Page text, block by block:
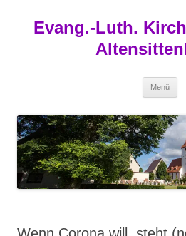
springen
Evang.-Luth.
Menü